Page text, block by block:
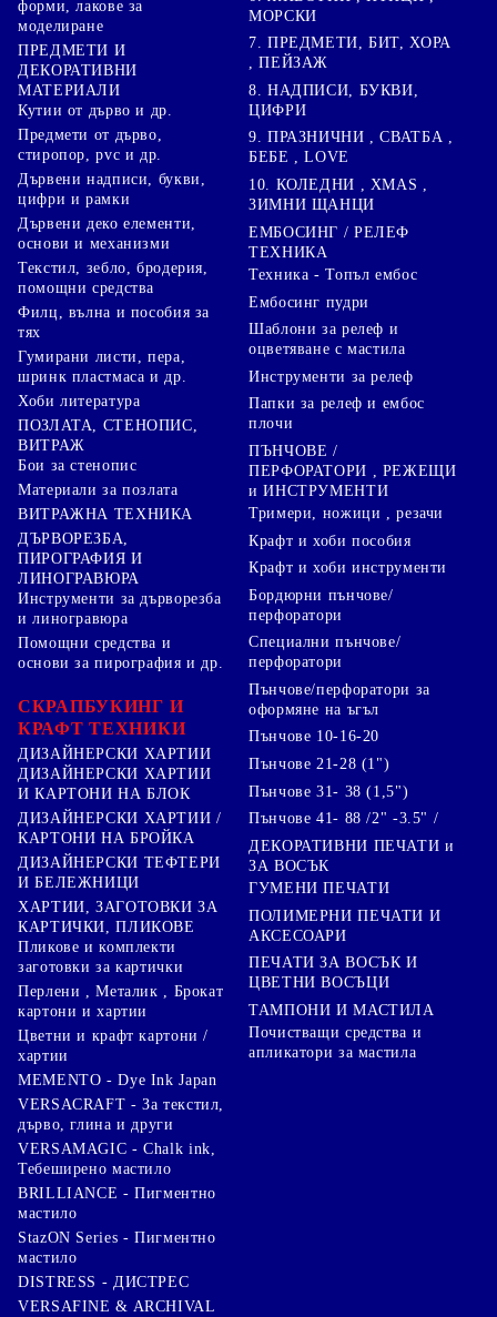
форми, лакове за
моделиране
ПРЕДМЕТИ И
ДЕКОРАТИВНИ
МАТЕРИАЛИ
Кутии от дърво и др.
Предмети от дърво,
стиропор, pvc и др.
Дървени надписи, букви,
цифри и рамки
Дървени деко елементи,
основи и механизми
Текстил, зебло, бродерия,
помощни средства
Филц, вълна и пособия за
тях
Гумирани листи, пера,
шринк пластмаса и др.
Хоби литература
ПОЗЛАТА, СТЕНОПИС,
ВИТРАЖ
Бои за стенопис
Материали за позлата
ВИТРАЖНА ТЕХНИКА
ДЪРВОРЕЗБА,
ПИРОГРАФИЯ И
ЛИНОГРАВЮРА
Инструменти за дърворезба
и линогравюра
Помощни средства и
основи за пирография и др.
СКРАПБУКИНГ И
КРАФТ ТЕХНИКИ
ДИЗАЙНЕРСКИ ХАРТИИ
ДИЗАЙНЕРСКИ ХАРТИИ
И КАРТОНИ НА БЛОК
ДИЗАЙНЕРСКИ ХАРТИИ /
КАРТОНИ НА БРОЙКА
ДИЗАЙНЕРСКИ ТЕФТЕРИ
И БЕЛЕЖНИЦИ
ХАРТИИ, ЗАГОТОВКИ ЗА
КАРТИЧКИ, ПЛИКОВЕ
Пликове и комплекти
заготовки за картички
Перлени , Металик , Брокат
картони и хартии
Цветни и крафт картони /
хартии
МОРСКИ
7. ПРЕДМЕТИ, БИТ, ХОРА
, ПЕЙЗАЖ
8. НАДПИСИ, БУКВИ,
ЦИФРИ
9. ПРАЗНИЧНИ , СВАТБА ,
БЕБЕ , LOVE
10. КОЛЕДНИ , XMAS ,
ЗИМНИ ЩАНЦИ
ЕМБОСИНГ / РЕЛЕФ
ТЕХНИКА
Техника - Топъл ембос
Ембосинг пудри
Шаблони за релеф и
оцветяване с мастила
Инструменти за релеф
Папки за релеф и ембос
плочи
ПЪНЧОВЕ /
ПЕРФОРАТОРИ , РЕЖЕЩИ
и ИНСТРУМЕНТИ
Тримери, ножици , резачи
Крафт и хоби пособия
Крафт и хоби инструменти
Бордюрни пънчове/
перфоратори
Специални пънчове/
перфоратори
Пънчове/перфоратори за
оформяне на ъгъл
Пънчове 10-16-20
Пънчове 21-28 (1")
Пънчове 31- 38 (1,5")
Пънчове 41- 88 /2" -3.5" /
ДЕКОРАТИВНИ ПЕЧАТИ и
ЗА ВОСЪК
ГУМЕНИ ПЕЧАТИ
ПОЛИМЕРНИ ПЕЧАТИ И
АКСЕСОАРИ
ПЕЧАТИ ЗА ВОСЪК И
ЦВЕТНИ ВОСЪЦИ
ТАМПОНИ И МАСТИЛА
Почистващи средства и
апликатори за мастила
MEMENTO - Dye Ink Japan
VERSACRAFT - За текстил,
дърво, глина и други
VERSAMAGIC - Chalk ink,
Тебеширено мастило
BRILLIANCE - Пигментно
мастило
StazON Series - Пигментно
мастило
DISTRESS - ДИСТРЕС
VERSAFINE & ARCHIVAL